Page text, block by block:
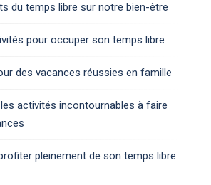
du temps libre sur notre bien-être
pour occuper son temps libre
des vacances réussies en famille
activités incontournables à faire
pleinement de son temps libre